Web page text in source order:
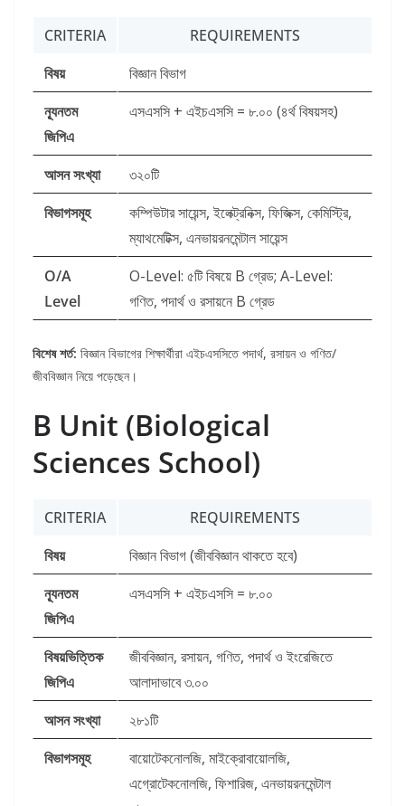
CRITERIA
REQUIREMENTS
বিষয়
বিজ্ঞান বিভাগ
ন্যূনতম
জিপিএ
এসএসসি + এইচএসসি = ৮.০০ (৪র্থ বিষয়সহ)
আসন সংখ্যা
৩২০টি
বিভাগসমূহ
কম্পিউটার সায়েন্স, ইলেক্ট্রনিক্স, ফিজিক্স, কেমিস্ট্রি,
ম্যাথমেটিক্স, এনভায়রনমেন্টাল সায়েন্স
O/A
Level
O-Level: ৫টি বিষয়ে B গ্রেড; A-Level:
গণিত, পদার্থ ও রসায়নে B গ্রেড
বিশেষ শর্ত: বিজ্ঞান বিভাগের শিক্ষার্থীরা এইচএসসিতে পদার্থ, রসায়ন ও গণিত/
জীববিজ্ঞান নিয়ে পড়েছেন।
B Unit (Biological
Sciences School)
CRITERIA
REQUIREMENTS
বিষয়
বিজ্ঞান বিভাগ (জীববিজ্ঞান থাকতে হবে)
ন্যূনতম
জিপিএ
এসএসসি + এইচএসসি = ৮.০০
বিষয়ভিত্তিক
জিপিএ
জীববিজ্ঞান, রসায়ন, গণিত, পদার্থ ও ইংরেজিতে
আলাদাভাবে ৩.০০
আসন সংখ্যা
২৮১টি
বিভাগসমূহ
বায়োটেকনোলজি, মাইক্রোবায়োলজি,
এগ্রোটেকনোলজি, ফিশারিজ, এনভায়রনমেন্টাল